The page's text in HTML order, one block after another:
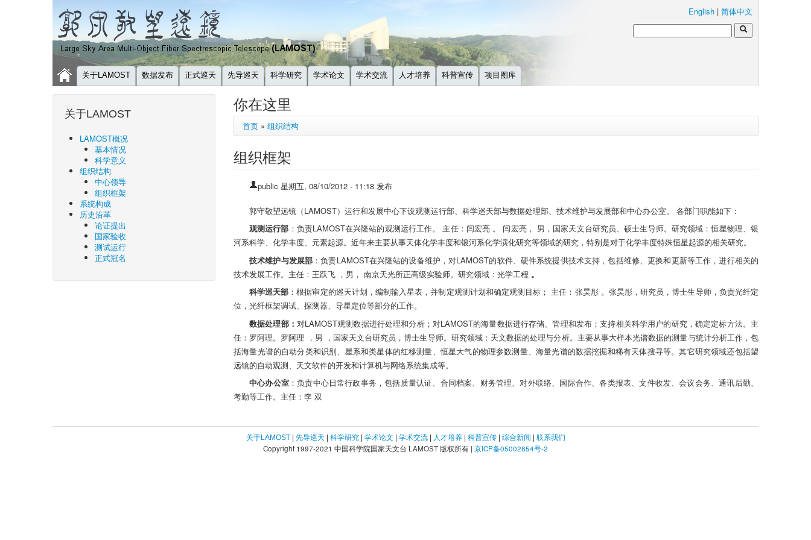
English| 简体中文
关于LAMOST 数据发布 正式巡天 先导巡天 科学研究 学术论文 学术交流 人才培养 科普宣传 项目图库
关于LAMOST
LAMOST概况
基本情况
科学意义
组织结构
中心领导
组织框架
系统构成
历史沿革
论证提出
国家验收
测试运行
正式冠名
你在这里
首页 » 组织结构
组织框架
public 星期五, 08/10/2012 - 11:18 发布
郭守敬望远镜（LAMOST）运行和发展中心下设观测运行部、科学巡天部与数据处理部、技术维护与发展部和中心办公室。 各部门职能如下：
观测运行部 ：负责LAMOST在兴隆站的观测运行工作。 主任：闫宏亮 。 闫宏亮， 男，国家天文台研究员、硕士生导师。研究领域：恒星物理、银
河系科学、化学丰度、元素起源。近年来主要从事天体化学丰度和银河系化学演化研究等领域的研究，特别是对于化学丰度特殊恒星起源的相关研究。
技术维护与发展部 ：负责LAMOST在兴隆站的设备维护，对LAMOST的软件、硬件系统提供技术支持，包括维修、更换和更新等工作，进行相关的
技术发展工作。 主任：王跃飞 ，男， 南京天光所正高级实验师。研究领域：光学工程 。
科学巡天部 ：根据审定的巡天计划，编制输入星表，并制定观测计划和确定观测目标； 主任：张昊彤 。张昊彤，研究员，博士生导师，负责光纤定
位，光纤框架调试、探测器、导星定位等部分的工作。
数据处理部： 对LAMOST观测数据进行处理和分析；对LAMOST的海量数据进行存储、管理和发布；支持相关科学用户的研究，确定定标方法。 主
任：罗阿理。罗阿理 ，男 ，国家天文台研究员，博士生导师。研究领域：天文数据的处理与分析。主要从事大样本光谱数据的测量与统计分析工作，包
括海量光谱的自动分类和识别、星系和类星体的红移测量、恒星大气的物理参数测量、海量光谱的数据挖掘和稀有天体搜寻等。其它研究领域还包括望
远镜的自动观测、天文软件的开发和计算机与网络系统集成等。
中心办公室：负责中心日常行政事务，包括质量认证、合同档案、财务管理、对外联络、国际合作、各类报表、文件收发、会议会务、通讯后勤、
考勤等工作。 主任：李 双
关于LAMOST| 先导巡天 | 科学研究| 学术论文 | 学术交流| 人才培养| 科普宣传| 综合新闻 | 联系我们
Copyright 1997-2021 中国科学院国家天文台 LAMOST 版权所有 | 京ICP备05002854号-2